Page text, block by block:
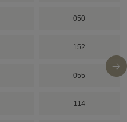
050
152
055
114